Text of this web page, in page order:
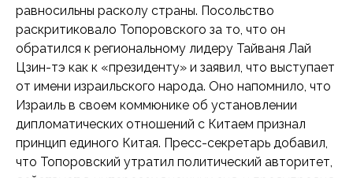
равносильны расколу страны. Посольство
раскритиковало Топоровского за то, что он
обратился к региональному лидеру Тайваня Лай
Цзин-тэ как к «президенту» и заявил, что выступает
от имени израильского народа. Оно напомнило, что
Израиль в своем коммюнике об установлении
дипломатических отношений с Китаем признал
принцип единого Китая. Пресс-секретарь добавил,
что Топоровский утратил политический авторитет,